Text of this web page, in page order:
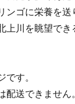
ンゴに栄養を送
上川を眺望でき
す。
送できません